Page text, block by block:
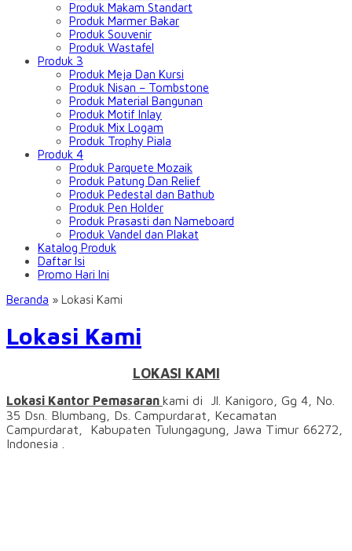
Produk Makam Standart
Produk Marmer Bakar
Produk Souvenir
Produk Wastafel
Produk 3
Produk Meja Dan Kursi
Produk Nisan – Tombstone
Produk Material Bangunan
Produk Motif Inlay
Produk Mix Logam
Produk Trophy Piala
Produk 4
Produk Parquete Mozaik
Produk Patung Dan Relief
Produk Pedestal dan Bathub
Produk Pen Holder
Produk Prasasti dan Nameboard
Produk Vandel dan Plakat
Katalog Produk
Daftar Isi
Promo Hari Ini
Beranda » Lokasi Kami
Lokasi Kami
LOKASI KAMI
Lokasi Kantor Pemasaran kami di Jl. Kanigoro, Gg 4, No.
35 Dsn. Blumbang, Ds. Campurdarat, Kecamatan
Campurdarat, Kabupaten Tulungagung, Jawa Timur 66272,
Indonesia .